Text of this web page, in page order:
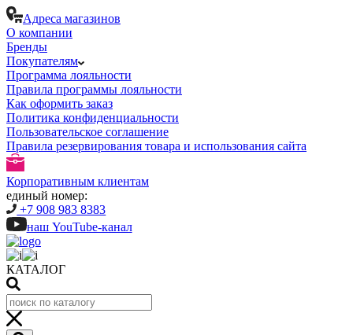
Адреса магазинов
О компании
Бренды
Покупателям
Программа лояльности
Правила программы лояльности
Как оформить заказ
Политика конфиденциальности
Пользовательское соглашение
Правила резервирования товара и использования сайта
Корпоративным клиентам
единый номер:
+7 908 983 8383
наш YouTube-канал
КАТАЛОГ